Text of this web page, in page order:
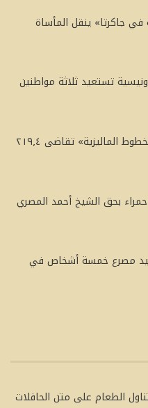
جاكرتا» ينقل المأساة
تستعيد ثلاثة مواطنين
مساعد طيار في «الخطوط الماليزية» تقاضى ٢١٩٫٤
حمراء بحق الشيخ أحمد المصري
وتأكيد مصرع خمسة أشخاص في
الطعام على متن الحافلات